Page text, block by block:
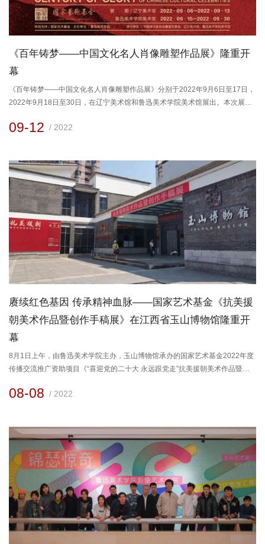
《百年铸梦——中国文化名人肖像雕塑作品展》隆重开
幕
《百年铸梦——中国文化名人肖像雕塑作品展》分别于2022年9月6日至17日，
2022年9月18日至30日，在辽宁美术馆和鲁迅美术学院美术馆展出。本次展览
家协会雕塑艺委会主办，辽宁美术馆、鲁迅美术学院美术馆承办。​从星星之火
09-12 / 2022
赓续红色基因 传承精神血脉——国家艺术基金《抗美援
朝美术作品暨创作手稿展》在江西省玉山博物馆隆重开
幕
8月1日上午，由鲁迅美术学院主办，玉山博物馆承办的国家艺术基金2022年度
传播交流推广资助项目《“喜迎党的二十大 永远跟党走”抗美援朝美术作品暨创
记指出：“抗美援朝战争伟大胜利，是中国人民站起来后屹立于世界东方的宣言
08-08 / 2022